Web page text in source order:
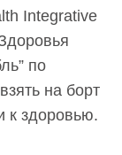
Integrative
по
на борт
к здоровью.